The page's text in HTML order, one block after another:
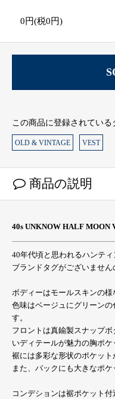
0円(税0円)
この商品に登録されている
OLD & VINTAGE VEST
商品の説明
40s UNKNOW HALF MOON
40年代頃と思われるハンティ
ブランドタグがございません
ボディーはモールスキンの様
色味はベージュにグリーン
す。
フロントは真鍮製スナップ
いディテールが魅力の胸ポケ
裾には多彩な形状のポケット
また、バックにも大きなポケ
コンデションは裾ポケット